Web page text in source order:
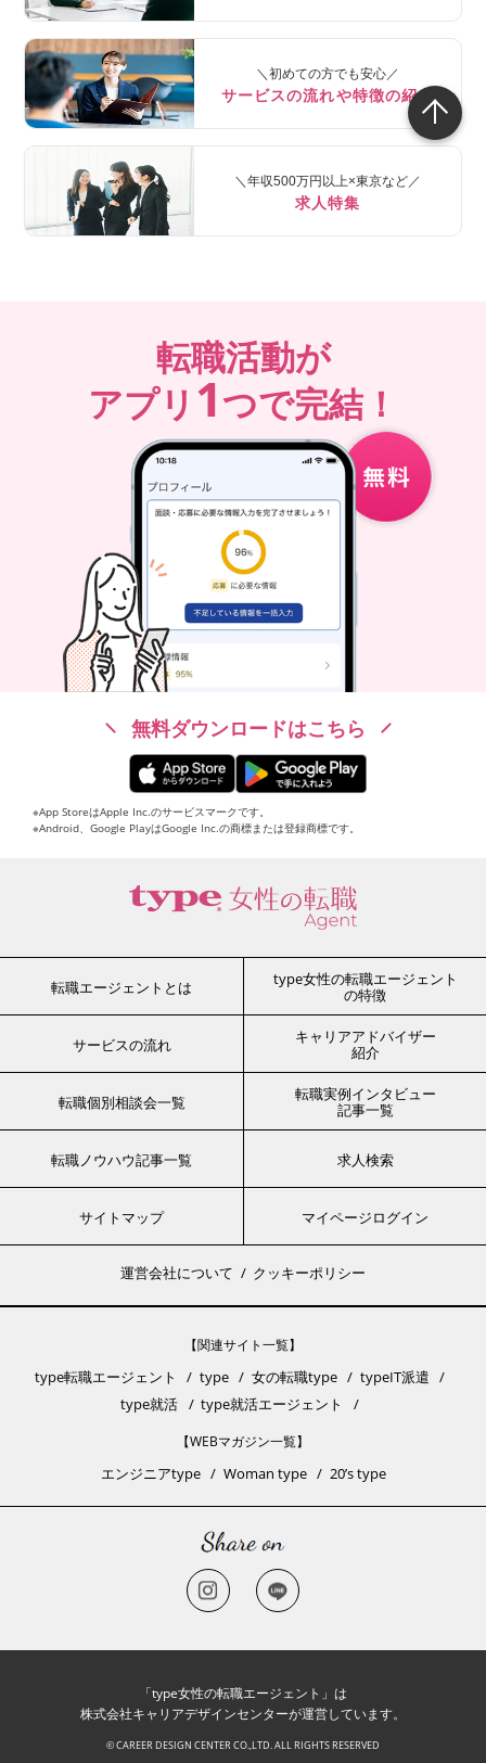
＼初めての方でも安心／
サービスの流れや特徴の紹介
＼年収500万円以上×東京など／
求人特集
転職活動が
アプリ 1つで完結！
無料ダウンロードはこちら
※App StoreはApple Inc.のサービスマークです。
※Android、Google PlayはGoogle Inc.の商標または登録商標です。
転職エージェントとは
type女性の転職エージェント
の特徴
サービスの流れ
キャリアアドバイザー
紹介
転職個別相談会一覧
転職実例インタビュー
記事一覧
転職ノウハウ記事一覧 求人検索
サイトマップ マイページログイン
運営会社について クッキーポリシー
【関連サイト一覧】
type転職エージェント type 女の転職type
typeIT派遣
type就活
type就活エージェント
【WEBマガジン一覧】
エンジニアtype Woman type 20’s type
「type女性の転職エージェント」は
株式会社キャリアデザインセンターが運営しています。
© CAREER DESIGN CENTER CO.,LTD. ALL RIGHTS RESERVED